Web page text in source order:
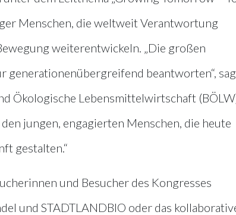
Menschen, die weltweit Verantwortung
weiterentwickeln. „Die großen
generationenübergreifend beantworten“,
Ökologische Lebensmittelwirtschaft
jungen, engagierten Menschen, die heute
gestalten.“
und Besucher des Kongresses
und STADTLANDBIO oder das